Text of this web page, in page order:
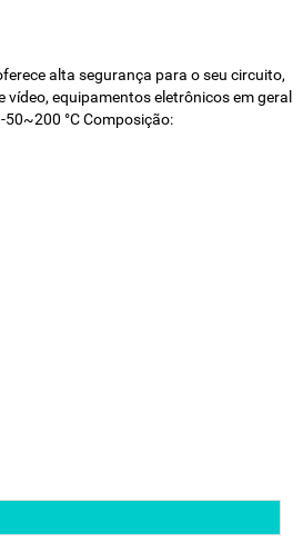
alta segurança para o seu circuito,
equipamentos eletrônicos em geral
50~200 °C Composição: